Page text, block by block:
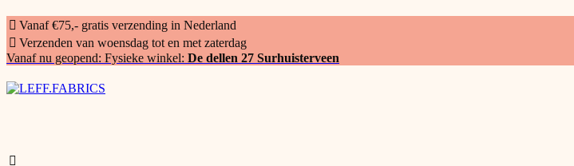
Vanaf €75,- gratis verzending in Nederland
Verzenden van woensdag tot en met zaterdag
Vanaf nu geopend: Fysieke winkel: De dellen 27 Surhuisterveen